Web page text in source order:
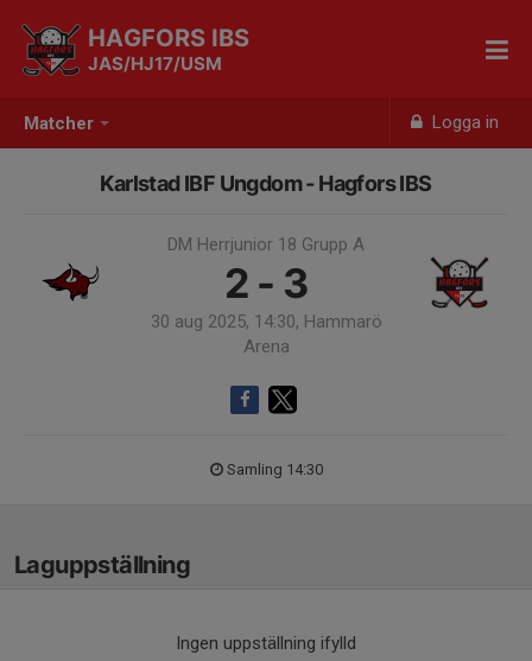
Matcher Logga in
HAGFORS IBS
JAS/HJ17/USM
Karlstad IBF Ungdom - Hagfors IBS
DM Herrjunior 18 Grupp A
2 - 3
30 aug 2025, 14:30, Hammarö
Arena
Samling 14:30
Laguppställning
Ingen uppställning ifylld